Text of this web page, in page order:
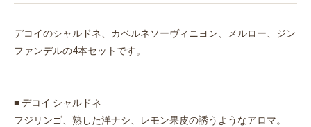
デコイのシャルドネ、カベルネソーヴィニヨン、メルロー、ジン
ファンデルの4本セットです。
■ デコイ シャルドネ
フジリンゴ、熟した洋ナシ、レモン果皮の誘うようなアロマ。